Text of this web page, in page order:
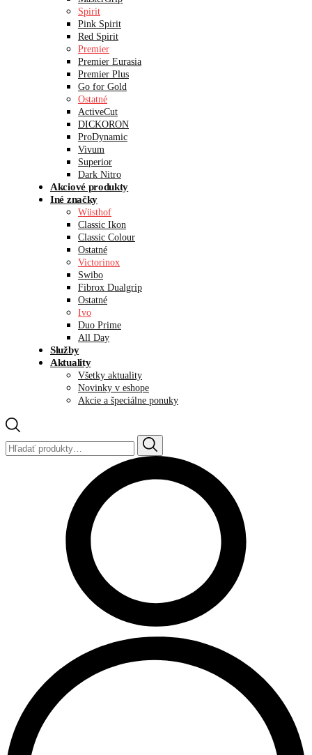
Spirit
Pink Spirit
Red Spirit
Premier
Premier Eurasia
Premier Plus
Go for Gold
Ostatné
ActiveCut
DICKORON
ProDynamic
Vivum
Superior
Dark Nitro
Akciové produkty
Iné značky
Wüsthof
Classic Ikon
Classic Colour
Ostatné
Victorinox
Swibo
Fibrox Dualgrip
Ostatné
Ivo
Duo Prime
All Day
Služby
Aktuality
Všetky aktuality
Novinky v eshope
Akcie a špeciálne ponuky
Hľadať: